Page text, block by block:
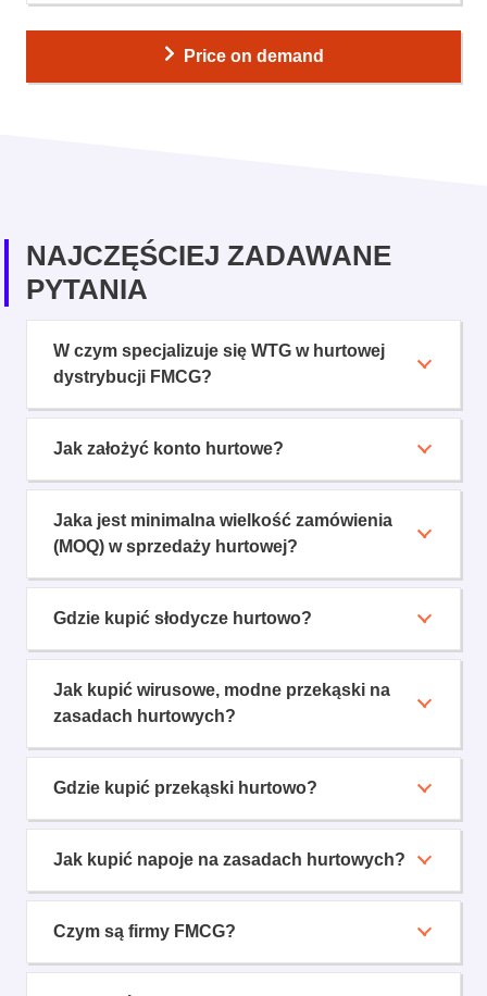
Price on demand
NAJCZĘŚCIEJ ZADAWANE
PYTANIA
W czym specjalizuje się WTG w hurtowej
dystrybucji FMCG?
Jak założyć konto hurtowe?
Jaka jest minimalna wielkość zamówienia
(MOQ) w sprzedaży hurtowej?
Gdzie kupić słodycze hurtowo?
Jak kupić wirusowe, modne przekąski na
zasadach hurtowych?
Gdzie kupić przekąski hurtowo?
Jak kupić napoje na zasadach hurtowych?
Czym są firmy FMCG?